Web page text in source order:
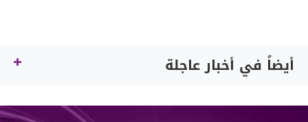
أيضاً في أخبار عاجلة